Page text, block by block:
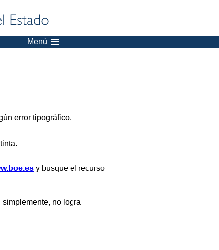
Menú
error tipográfico.
y busque el recurso
simplemente, no logra